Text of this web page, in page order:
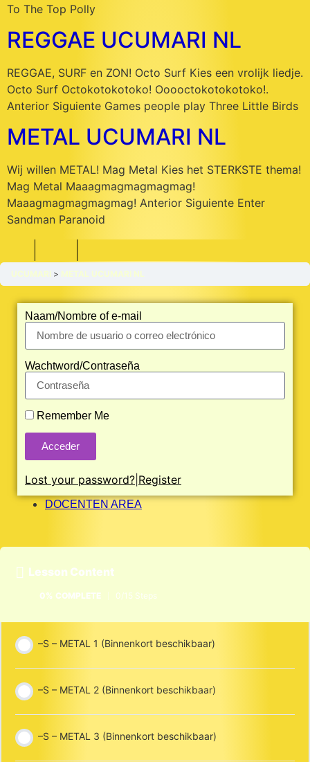
To The Top Polly
REGGAE UCUMARI NL
REGGAE, SURF en ZON! Octo Surf Kies een vrolijk liedje.
Octo Surf Octokotokotoko! Ooooctokotokotoko!.
Anterior Siguiente Games people play Three Little Birds
METAL UCUMARI NL
Wij willen METAL! Mag Metal Kies het STERKSTE thema!
Mag Metal Maaagmagmagmagmag!
Maaagmagmagmagmag! Anterior Siguiente Enter
Sandman Paranoid
UCUMARI METAL UCUMARI NL
Naam/Nombre of e-mail
Wachtword/Contraseña
Remember Me
Acceder
Lost your password? Register
DOCENTEN AREA
Lesson Content
0% COMPLETE 0/15 Steps
–S – METAL 1 (Binnenkort beschikbaar)
–S – METAL 2 (Binnenkort beschikbaar)
–S – METAL 3 (Binnenkort beschikbaar)